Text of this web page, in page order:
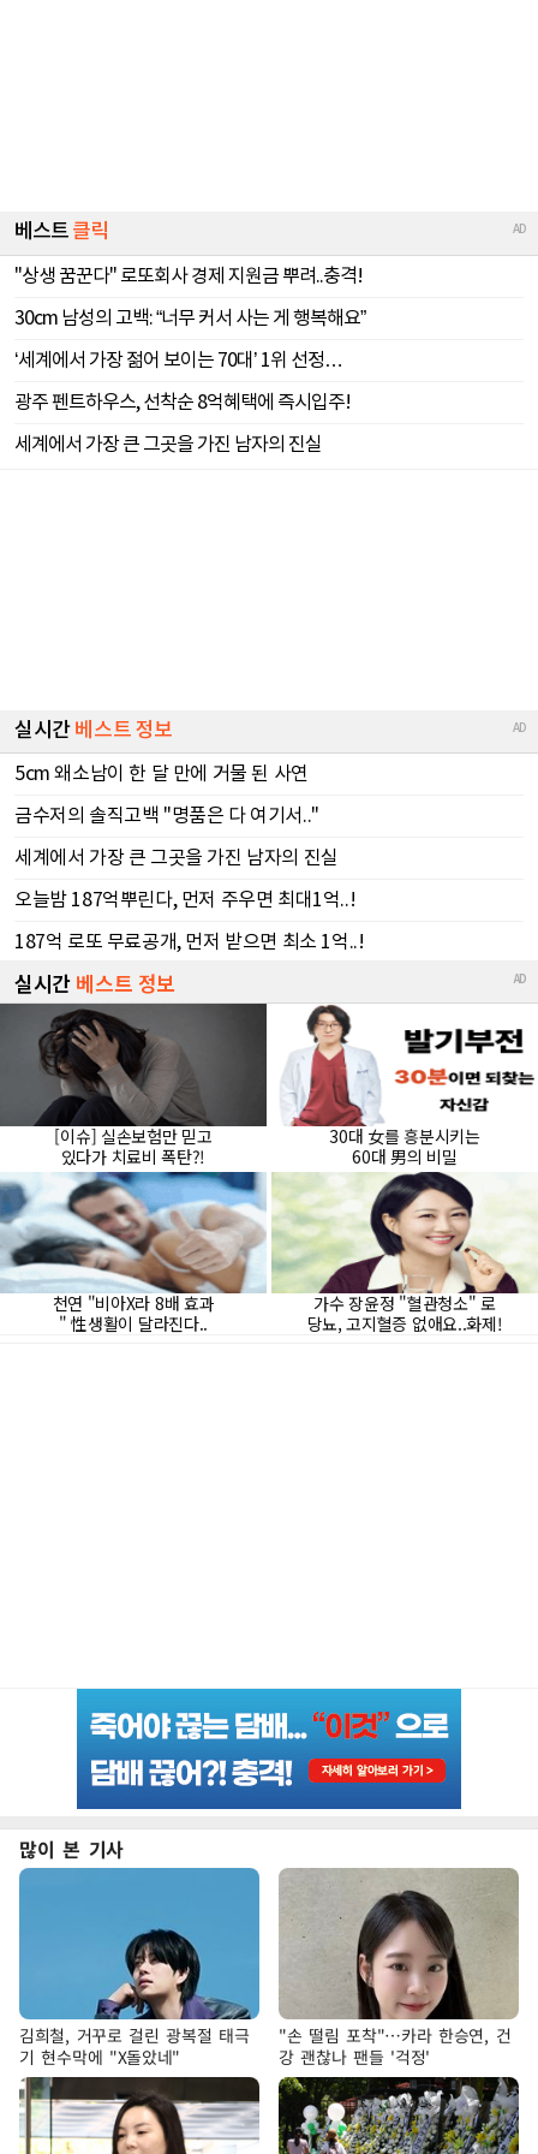
많이 본 기사
김희철, 거꾸로 걸린 광복절 태극
기 현수막에 "X돌았네"
"손 떨림 포착"…카라 한승연, 건
강 괜찮나 팬들 '걱정'